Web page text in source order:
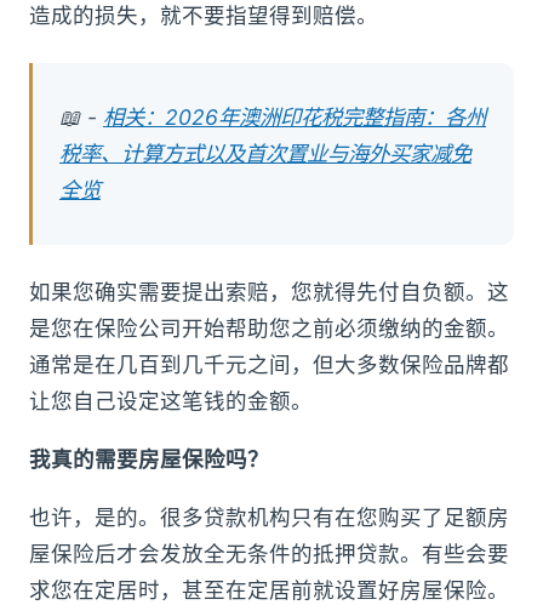
造成的损失，就不要指望得到赔偿。
📖 - 相关：2026年澳洲印花税完整指南：各州
税率、计算方式以及首次置业与海外买家减免
全览
如果您确实需要提出索赔，您就得先付自负额。这
是您在保险公司开始帮助您之前必须缴纳的金额。
通常是在几百到几千元之间，但大多数保险品牌都
让您自己设定这笔钱的金额。
我真的需要房屋保险吗？
也许，是的。很多贷款机构只有在您购买了足额房
屋保险后才会发放全无条件的抵押贷款。有些会要
求您在定居时，甚至在定居前就设置好房屋保险。